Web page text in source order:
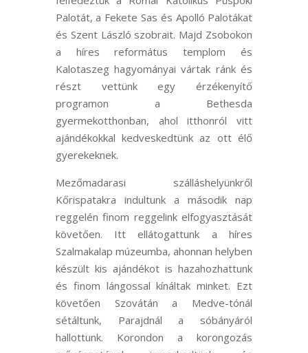
Palotát, a Fekete Sas és Apolló Palotákat
és Szent László szobrait. Majd Zsobokon
a híres református templom és
Kalotaszeg hagyományai vártak ránk és
részt vettünk egy érzékenyítő
programon a Bethesda
gyermekotthonban, ahol itthonról vitt
ajándékokkal kedveskedtünk az ott élő
gyerekeknek.
Mezőmadarasi szálláshelyünkről
Kőrispatakra indultunk a második nap
reggelén finom reggelink elfogyasztását
követően. Itt ellátogattunk a híres
Szalmakalap múzeumba, ahonnan helyben
készült kis ajándékot is hazahozhattunk
és finom lángossal kínáltak minket. Ezt
követően Szovátán a Medve-tónál
sétáltunk, Parajdnál a sóbányáról
hallottunk. Korondon a korongozás